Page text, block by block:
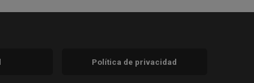
Política de privacidad